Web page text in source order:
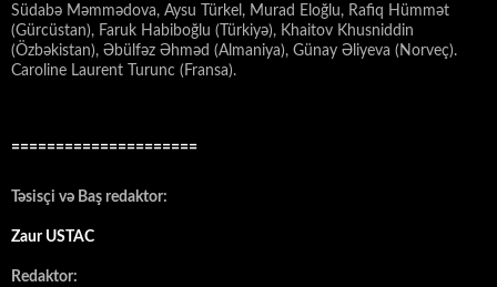
Südabə Məmmədova, Aysu Türkel, Murad Eloğlu, Rafiq Hümmət
(Gürcüstan), Faruk Habiboğlu (Türkiyə), Khaitov Khusniddin
(Özbəkistan), Əbülfəz Əhməd (Almaniya), Günay Əliyeva (Norveç).
Caroline Laurent Turunc (Fransa).
=====================
Təsisçi və Baş redaktor:
Zaur USTAC
Redaktor: